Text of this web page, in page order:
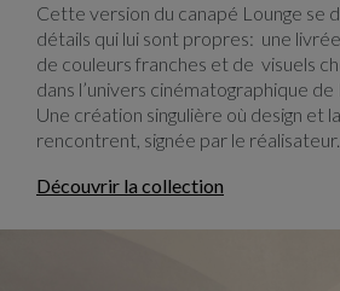
Cette version du canapé Lounge se
détails qui lui sont propres: une
de couleurs franches et de visuels
dans l’univers cinématographique
Une création singulière où design et
rencontrent, signée par le réalisateur.
Découvrir la collection